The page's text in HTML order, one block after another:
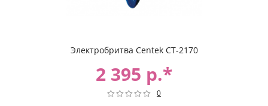
Электробритва Centek CT-2170
2 395 р.*
0